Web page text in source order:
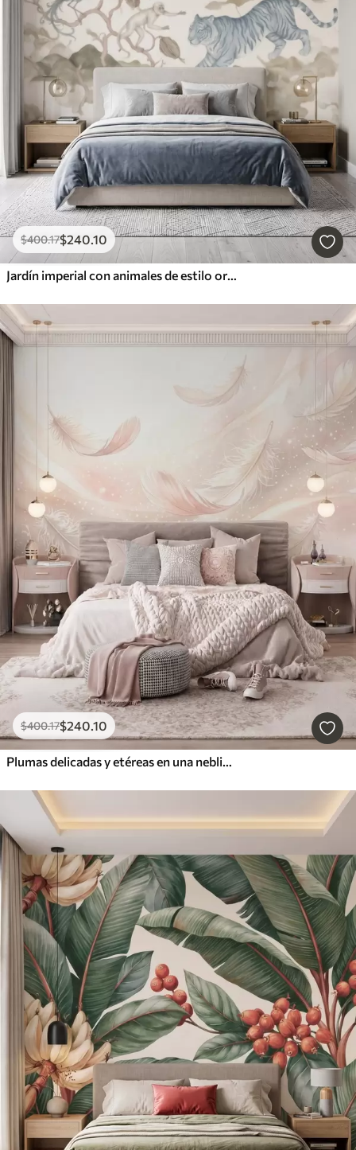
$400.17$240 .10
$400.17$240 .10